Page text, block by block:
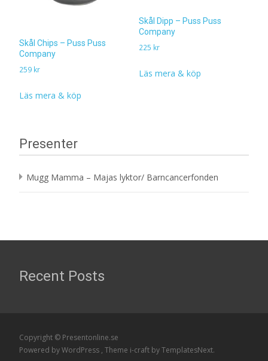
Skål Chips – Puss Puss
Company
259 kr
Läs mera & köp
Skål Dipp – Puss Puss
Company
225 kr
Läs mera & köp
Presenter
Mugg Mamma – Majas lyktor/ Barncancerfonden
Recent Posts
Copyright © Presentonline.se
Powered by WordPress , Theme i-craft by TemplatesNext.